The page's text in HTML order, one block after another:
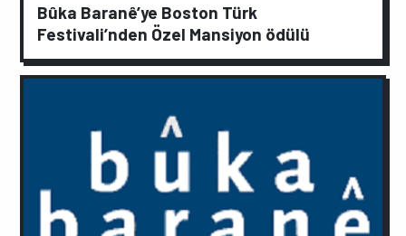
Bûka Baranê’ye Boston Türk
Festivali’nden Özel Mansiyon ödülü